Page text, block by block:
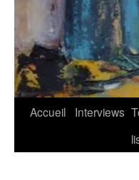
Accueil Interviews